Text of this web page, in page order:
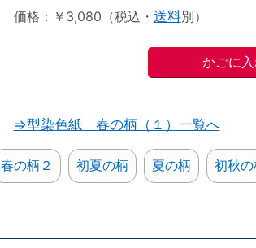
価格：￥3,080（税込・ 送料別）
⇒型染色紙 春の柄（１）一覧へ
春の柄２ 初夏の柄 夏の柄 初秋の